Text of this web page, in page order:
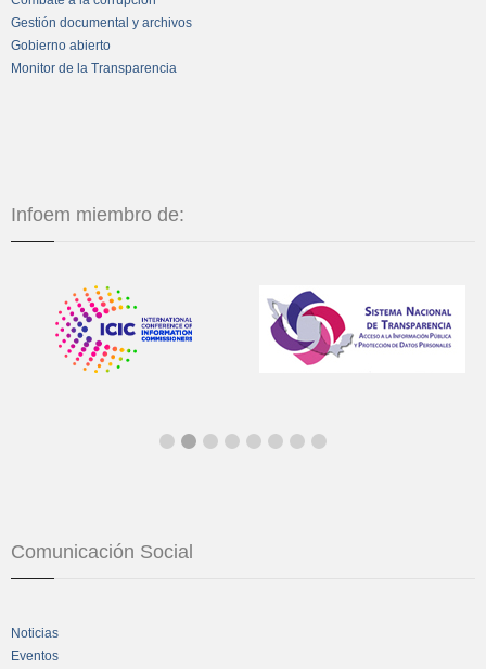
Gestión documental y archivos
Gobierno abierto
Monitor de la Transparencia
Infoem miembro de:
Comunicación Social
Noticias
Eventos